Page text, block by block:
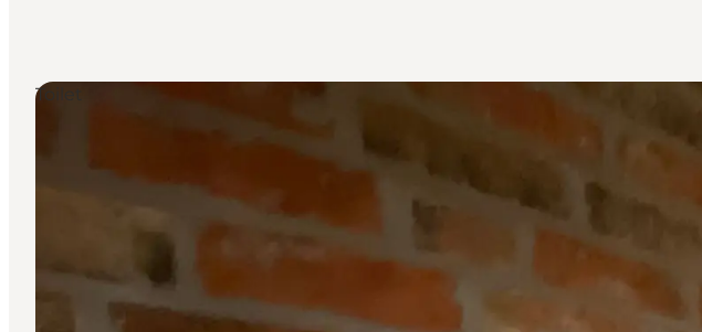
Book overnatning
Toilet